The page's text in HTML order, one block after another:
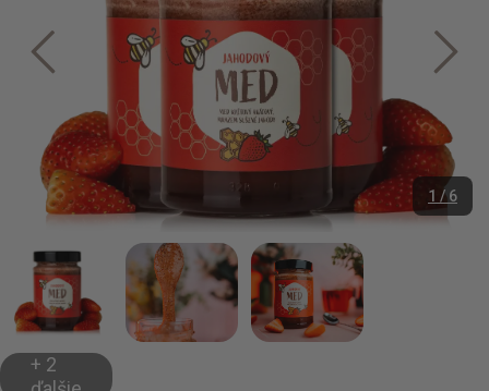
1 / 6
+ 2